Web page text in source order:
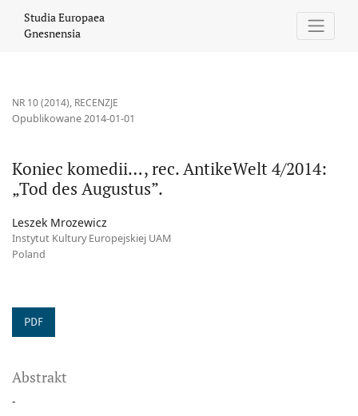
Studia Europaea
Gnesnensia
NR 10 (2014), RECENZJE
Koniec komedii…, rec. AntikeWelt 4/2014:
„Tod des Augustus”.
Opublikowane 2014-01-01
Leszek Mrozewicz
Instytut Kultury Europejskiej UAM
Poland
PDF
Abstrakt
-